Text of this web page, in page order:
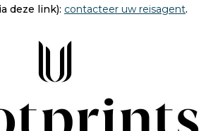
deze link): contacteer uw reisagent.